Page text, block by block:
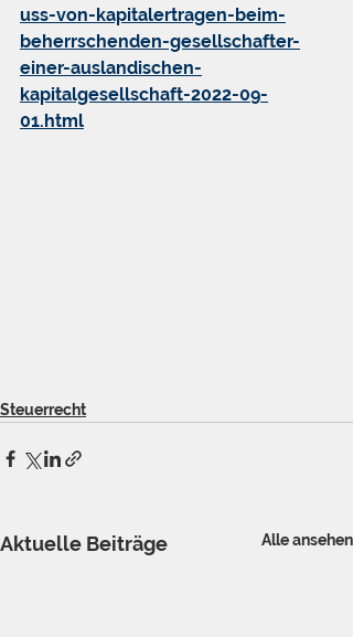
uss-von-kapitalertragen-beim-
beherrschenden-gesellschafter-
einer-auslandischen-
kapitalgesellschaft-2022-09-
01.html
Steuerrecht
Aktuelle Beiträge Alle ansehen